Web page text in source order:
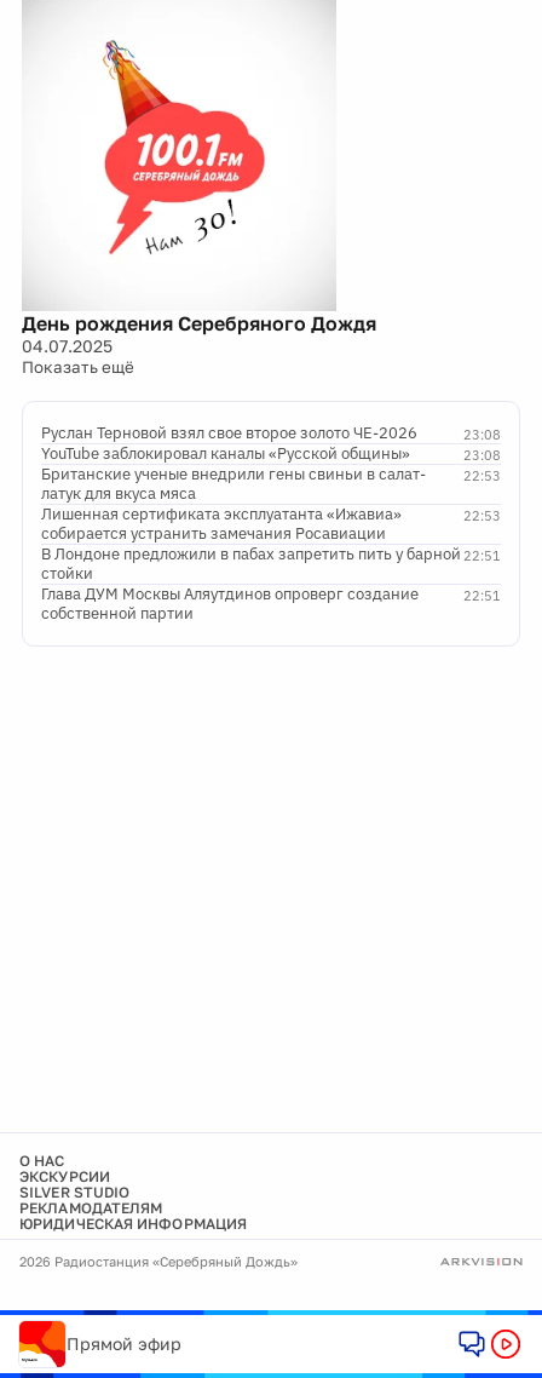
День рождения Серебряного Дождя
04.07.2025
Показать ещё
23:08
Руслан Терновой взял свое второе золото ЧЕ-2026
23:08
YouTube заблокировал каналы «Русской общины»
22:53
Британские ученые внедрили гены свиньи в салат-
латук для вкуса мяса
22:53
Лишенная сертификата эксплуатанта «Ижавиа»
собирается устранить замечания Росавиации
22:51
В Лондоне предложили в пабах запретить пить у барной
стойки
22:51
Глава ДУМ Москвы Аляутдинов опроверг создание
собственной партии
О НАС
ЭКСКУРСИИ
SILVER STUDIO
РЕКЛАМОДАТЕЛЯМ
ЮРИДИЧЕСКАЯ ИНФОРМАЦИЯ
2026 Радиостанция «Серебряный Дождь»
Прямой эфир